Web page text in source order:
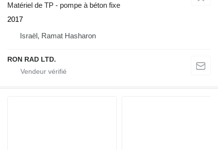
Matériel de TP - pompe à béton fixe
2017
Israël, Ramat Hasharon
RON RAD LTD.